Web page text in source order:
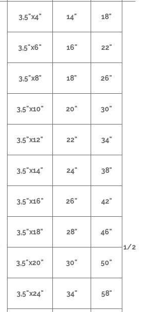
3,5"x4" 14" 18"
1/
3,5"x6" 16" 22"
3,5"x8" 18" 26"
3,5"x10" 20" 30"
3,5"x12" 22" 34"
3,5"x14" 24" 38"
3,5"x16" 26" 42"
3,5"x18" 28" 46"
3,5"x20" 30" 50"
3,5"x24" 34" 58"